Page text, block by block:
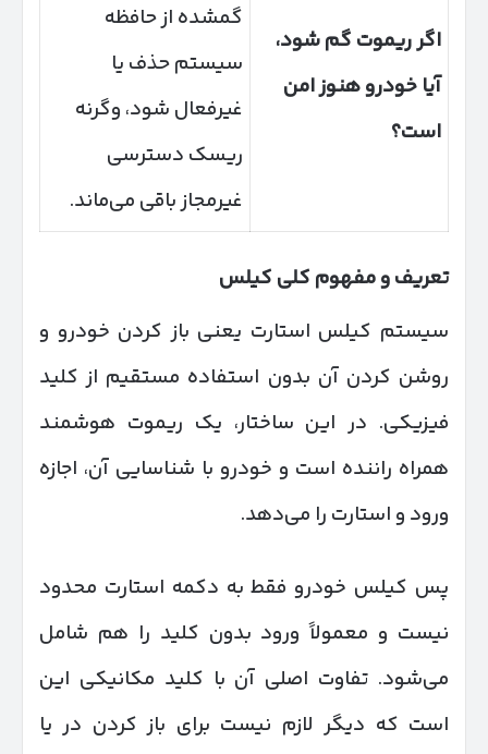
اگر ریموت گم شود،
آیا خودرو هنوز امن
است؟
گمشده از حافظه
سیستم حذف یا
غیرفعال شود، وگرنه
ریسک دسترسی
غیرمجاز باقی می‌ماند.
تعریف و مفهوم کلی کیلس
سیستم کیلس استارت یعنی باز کردن خودرو و
روشن کردن آن بدون استفاده مستقیم از کلید
فیزیکی. در این ساختار، یک ریموت هوشمند
همراه راننده است و خودرو با شناسایی آن، اجازه
ورود و استارت را می‌دهد.
پس کیلس خودرو فقط به دکمه استارت محدود
نیست و معمولاً ورود بدون کلید را هم شامل
می‌شود. تفاوت اصلی آن با کلید مکانیکی این
است که دیگر لازم نیست برای باز کردن در یا